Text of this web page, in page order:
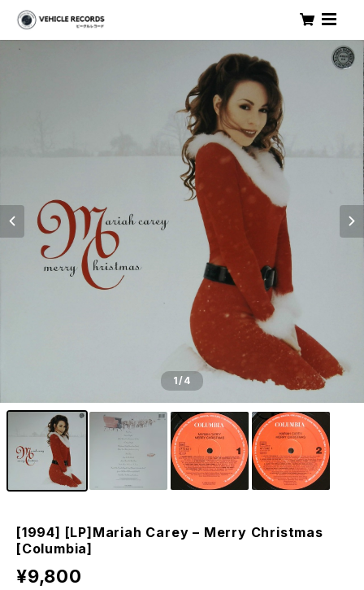
1/4
[1994] [LP]Mariah Carey – Merry Christmas
[Columbia]
¥9,800